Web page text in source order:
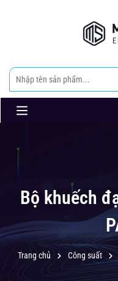
Bộ khuếch
Trang chủ Công suất